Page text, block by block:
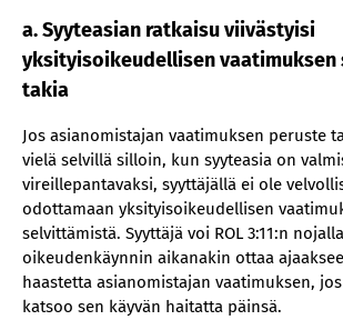
a. Syyteasian ratkaisu viivästyisi
yksityisoikeudellisen
takia
Jos asianomistajan vaatimuksen peruste
vielä selvillä silloin, kun syyteasia on
vireillepantavaksi, syyttäjällä ei ole
odottamaan yksityisoikeudellisen
selvittämistä. Syyttäjä voi ROL 3:11:n
oikeudenkäynnin aikanakin ottaa
haastetta asianomistajan vaatimuksen,
katsoo sen käyvän haitatta päinsä.